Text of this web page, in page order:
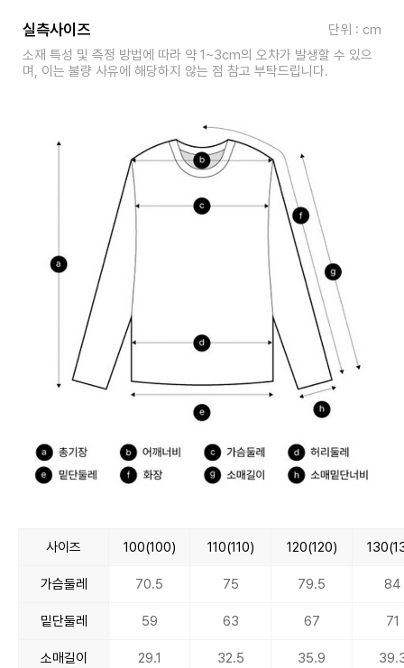
실측사이즈
단위 : cm
소재 특성 및 측정 방법에 따라 약 1~3cm의 오차가 발생할 수 있으
며, 이는 불량 사유에 해당하지 않는 점 참고 부탁드립니다.
사이즈 100(100) 110(110) 120(120)
가슴둘레 70.5 75 79.5 84
밑단둘레 59 63 67 71
소매길이 29.1 32.5 35.9